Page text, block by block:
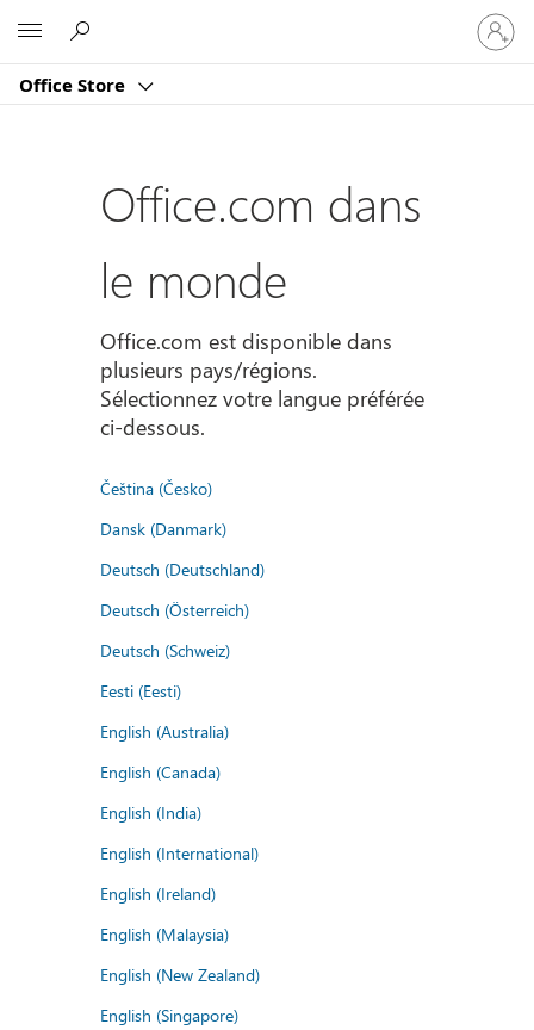
Office Store
vous
à
compte
Office.com dans
le monde
Office.com est disponible dans
plusieurs pays/régions.
Sélectionnez votre langue préférée
ci-dessous.
Čeština (Česko)
Dansk (Danmark)
Deutsch (Deutschland)
Deutsch (Österreich)
Deutsch (Schweiz)
Eesti (Eesti)
English (Australia)
English (Canada)
English (India)
English (International)
English (Ireland)
English (Malaysia)
English (New Zealand)
English (Singapore)